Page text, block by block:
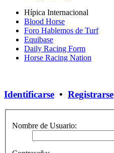
Hípica Internacional
Blood Horse
Foro Hablemos de Turf
Equibase
Daily Racing Form
Horse Racing Nation
Identificarse • Registrarse
Nombre de Usuario: